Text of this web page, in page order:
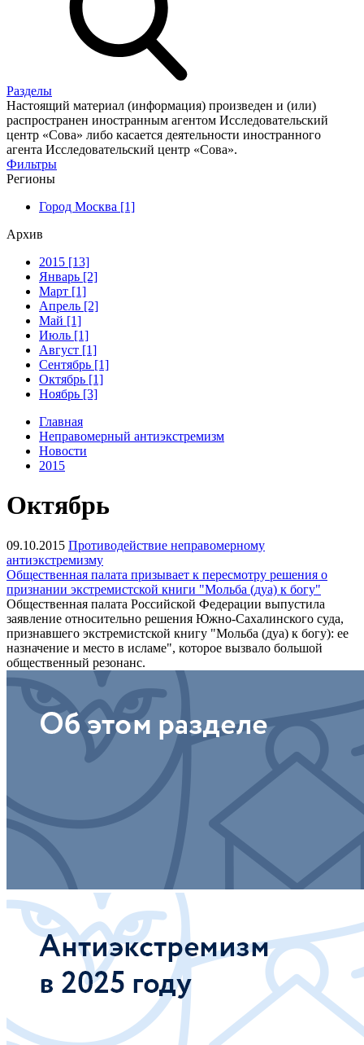
Разделы
Настоящий материал (информация) произведен и (или)
распространен иностранным агентом Исследовательский
центр «Сова» либо касается деятельности иностранного
агента Исследовательский центр «Сова».
Фильтры
Регионы
Город Москва [1]
Архив
2015 [13]
Январь [2]
Март [1]
Апрель [2]
Май [1]
Июль [1]
Август [1]
Сентябрь [1]
Октябрь [1]
Ноябрь [3]
Главная
Неправомерный антиэкстремизм
Новости
2015
Октябрь
09.10.2015 Противодействие неправомерному
антиэкстремизму
Общественная палата призывает к пересмотру решения о
признании экстремистской книги "Мольба (дуа) к богу"
Общественная палата Российской Федерации выпустила
заявление относительно решения Южно-Сахалинского суда,
признавшего экстремистской книгу "Мольба (дуа) к богу): ее
назначение и место в исламе", которое вызвало большой
общественный резонанс.